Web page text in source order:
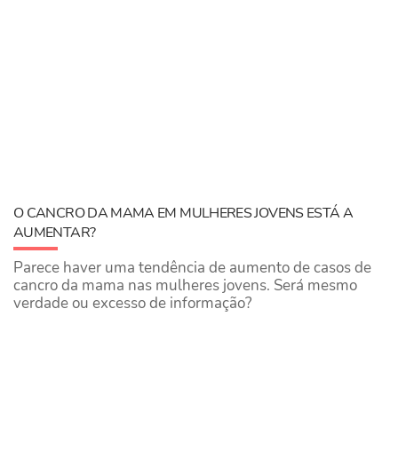
O CANCRO DA MAMA EM MULHERES JOVENS ESTÁ A
AUMENTAR?
Parece haver uma tendência de aumento de casos de
cancro da mama nas mulheres jovens. Será mesmo
verdade ou excesso de informação?